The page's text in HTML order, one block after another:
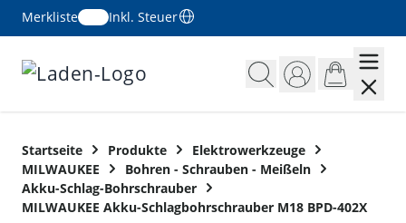
Merkliste
Inkl. Steuer
Startseite Produkte
Elektrowerkzeuge
MILWAUKEE
Bohren - Schrauben - Meißeln
Akku-Schlag-Bohrschrauber
MILWAUKEE Akku-Schlagbohrschrauber M18 BPD-402X